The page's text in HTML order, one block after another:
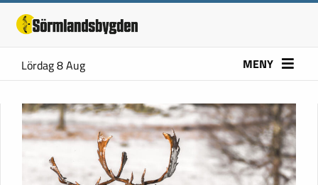
Lördag 8 Aug MENY